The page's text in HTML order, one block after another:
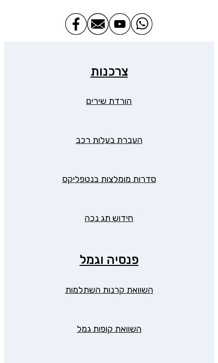
צרכנות
הורדת שירים
העברת בעלות רכב
סדרות מומלצות בנטפליקס
חידוש תג נכה
פנסיה וגמל
השוואת קרנות השתלמות
השוואת קופות גמל